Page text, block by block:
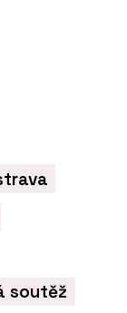
soutěž